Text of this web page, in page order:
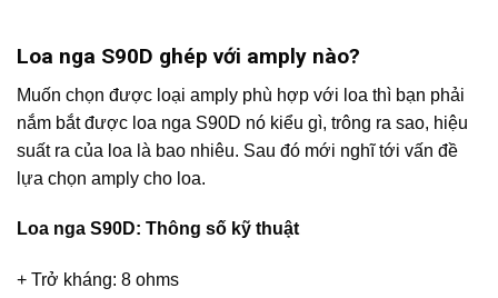
Loa nga S90D ghép với amply nào?
Muốn chọn được loại amply phù hợp với loa thì bạn phải
nắm bắt được loa nga S90D nó kiểu gì, trông ra sao, hiệu
suất ra của loa là bao nhiêu. Sau đó mới nghĩ tới vấn đề
lựa chọn amply cho loa.
Loa nga S90D: Thông số kỹ thuật
+ Trở kháng: 8 ohms